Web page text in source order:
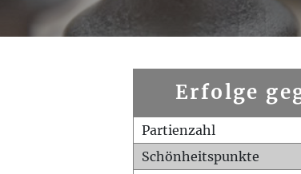
Erfolge
Partienzahl
Schönheitspunkte